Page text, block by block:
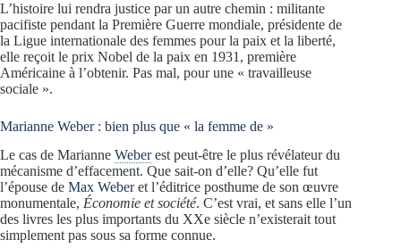
L’histoire lui rendra justice par un autre chemin : militante
pacifiste pendant la Première Guerre mondiale, présidente de
la Ligue internationale des femmes pour la paix et la liberté,
elle reçoit le prix Nobel de la paix en 1931, première
Américaine à l’obtenir. Pas mal, pour une « travailleuse
sociale ».
Marianne Weber : bien plus que « la femme de »
Le cas de Marianne Weberest peut-être le plus révélateur du
mécanisme d’effacement. Que sait-on d’elle? Qu’elle fut
l’épouse de Max Weberet l’éditrice posthume de son œuvre
monumentale, Économie et société. C’est vrai, et sans elle l’un
des livres les plus importants du XXe siècle n’existerait tout
simplement pas sous sa forme connue.